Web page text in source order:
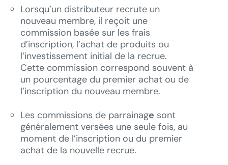
Lorsqu’un distributeur recrute un
nouveau membre, il reçoit une
commission basée sur les frais
d’inscription, l’achat de produits ou
l’investissement initial de la recrue.
Cette commission correspond souvent à
un pourcentage du premier achat ou de
l’inscription du nouveau membre.
Les commissions de parrainage sont
généralement versées une seule fois, au
moment de l’inscription ou du premier
achat de la nouvelle recrue.